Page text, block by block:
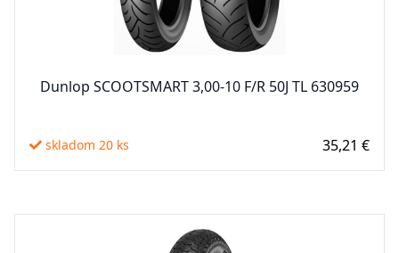
Dunlop SCOOTSMART 3,00-10 F/R 50J TL 630959
skladom 20 ks 35,21 €